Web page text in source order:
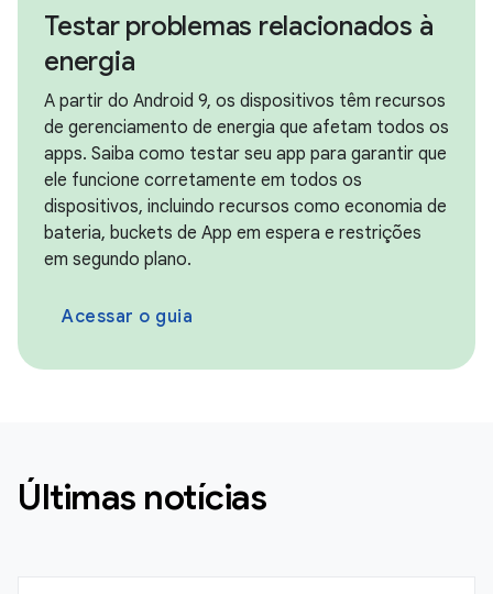
Testar problemas relacionados à
energia
A partir do Android 9, os dispositivos têm recursos
de gerenciamento de energia que afetam todos os
apps. Saiba como testar seu app para garantir que
ele funcione corretamente em todos os
dispositivos, incluindo recursos como economia de
bateria, buckets de App em espera e restrições
em segundo plano.
Acessar o guia
Últimas notícias